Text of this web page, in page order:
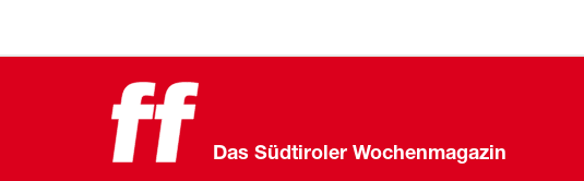
Das Südtiroler Wochenmagazin